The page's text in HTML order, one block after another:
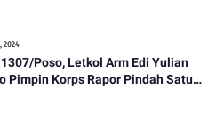
2024
Poso, Letkol Arm Edi Yulian
Pimpin Korps Rapor Pindah Satuan